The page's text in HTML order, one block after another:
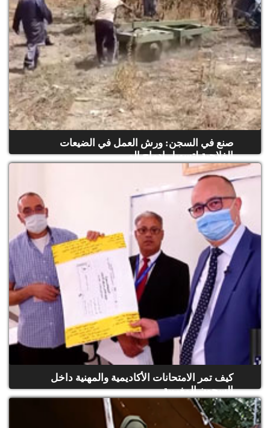
صنع في السجن: ورش العمل في الضيعات
الفلاحية لتسهيل إدماج الم...
(حلقة كاملة)
كيف تمر الامتحانات الأكاديمية والمهنية داخل
السجون المغربية
(حلقة كاملة)